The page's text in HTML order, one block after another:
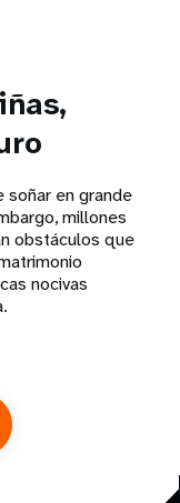
soñar en grande
millones
obstáculos que
nocivas